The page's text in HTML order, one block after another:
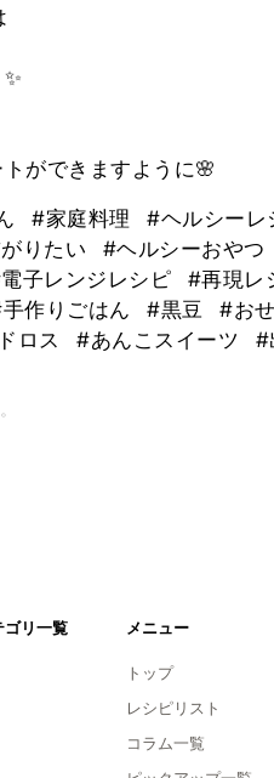
ができますように🌸
#家庭料理 #ヘルシーレ
りたい #ヘルシーおやつ
子レンジレシピ #再現レ
作りごはん #黒豆 #お
ロス #あんこスイーツ #
ゴリ一覧 メニュー
トップ
レシピリスト
コラム一覧